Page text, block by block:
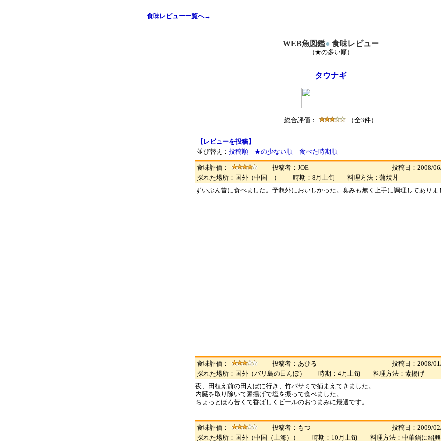
食味レビュー一覧へ→
WEB魚図鑑● 食味レビュー
（★の多い順）
タウナギ
総合評価： （全3件）
【レビューを投稿】
並び替え： 投稿順 ★の少ない順 食べた時期順
食味評価： 投稿者：JOE
投稿日：2008/
採れた場所：国外（中国 ） 時期：8月上旬 料理方法：蒲焼丼
ずいぶん昔に食べました。予想外においしかった。臭みも無く上手に調理してありま
食味評価： 投稿者：あひる
投稿日：2008/
採れた場所：国外（バリ島の田んぼ） 時期：4月上旬 料理方法：素揚げ
夜、田植え前の田んぼに行き、竹バサミで捕まえてきました。
内臓を取り除いて素揚げで塩を振って食べました。
ちょっとほろ苦くて香ばしくビールのおつまみに最適です。
食味評価： 投稿者：もつ
投稿日：2009/
採れた場所：国外（中国（上海）） 時期：10月上旬 料理方法：中華鍋に紹興